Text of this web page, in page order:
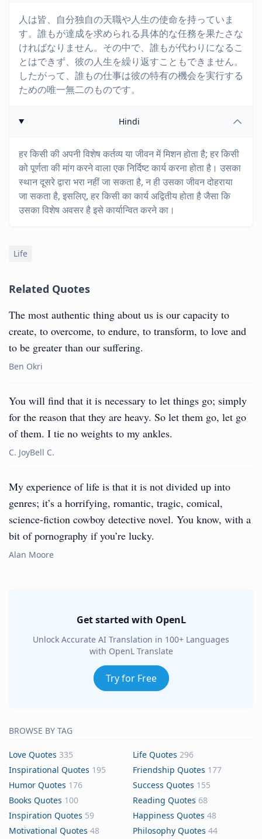
人は皆、自分独自の天職や人生の使命を持っていま
す。誰もが達成を求められる具体的な任務を果たさな
ければなりません。その中で、誰もが代わりになるこ
とはできず、彼の人生を繰り返すこともできません。
したがって、誰もの仕事は彼の特有の機会を実行する
ための唯一無二のものです。
Hindi
हर किसी की अपनी विशेष कर्तव्य या जीवन में मिशन होता है; हर किसी
को पूर्णता की मांग करने वाला एक निर्दिष्ट कार्य करना होता है। उसका
स्थान दूसरे द्वारा भरा नहीं जा सकता है, न ही उसका जीवन दोहराया
जा सकता है, इसलिए, हर किसी का कार्य अद्वितीय होता है जैसा कि
उसका विशेष अवसर है इसे कार्यान्वित करने का।
Life
Related Quotes
The most authentic thing about us is our capacity to
create, to overcome, to endure, to transform, to love and
to be greater than our suffering.
Ben Okri
You will find that it is necessary to let things go; simply
for the reason that they are heavy. So let them go, let go
of them. I tie no weights to my ankles.
C. JoyBell C.
My experience of life is that it is not divided up into
genres; it’s a horrifying, romantic, tragic, comical,
science-fiction cowboy detective novel. You know, with a
bit of pornography if you’re lucky.
Alan Moore
Get started with OpenL
Unlock Accurate AI Translation in 100+ Languages
with OpenL Translate
Try for Free
BROWSE BY TAG
Love Quotes 335 Life Quotes 296
Inspirational Quotes 195 Friendship Quotes 177
Humor Quotes 176 Success Quotes 155
Books Quotes 100 Reading Quotes 68
Inspiration Quotes 59 Happiness Quotes 48
Motivational Quotes 48 Philosophy Quotes 44